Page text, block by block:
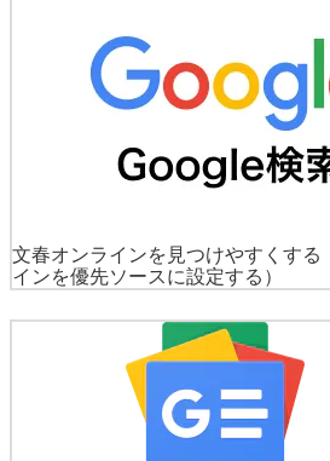
文春オンラインを見つけやすくする
インを優先ソースに設定する）